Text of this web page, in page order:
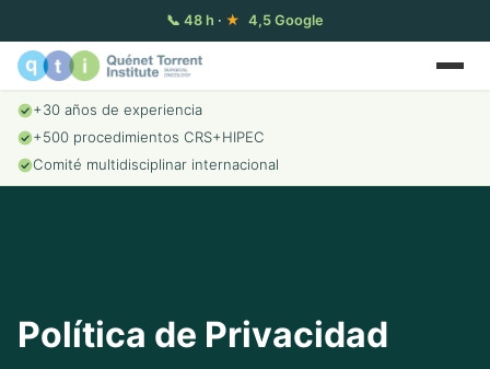
📞 48 h · ★ 4,5 Google
+30 años de experiencia
+500 procedimientos CRS+HIPEC
Comité multidisciplinar internacional
Política de Privacidad